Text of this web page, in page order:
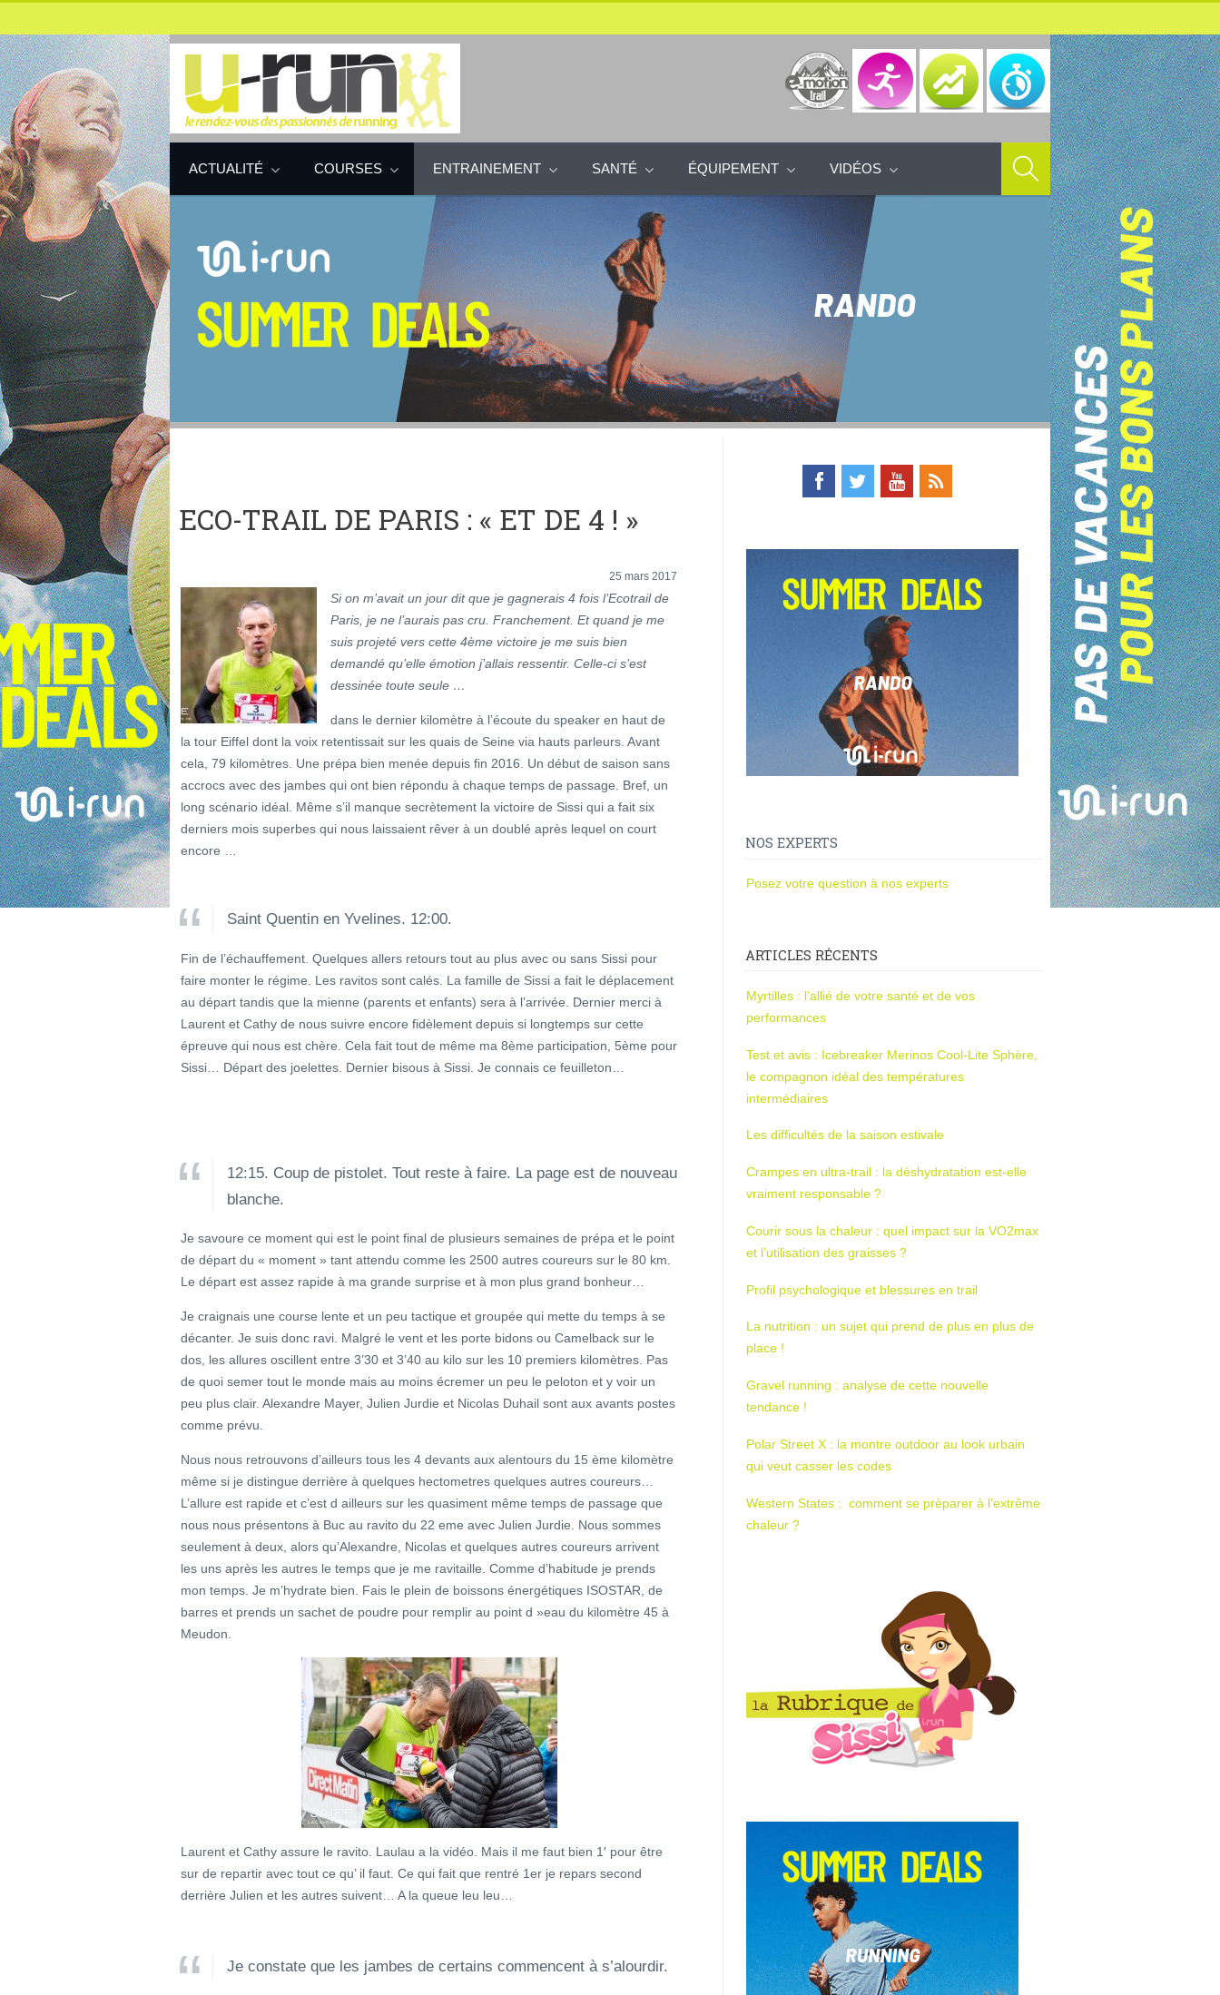
ACTUALITÉ COURSES ENTRAINEMENT SANTÉ ÉQUIPEMENT VIDÉOS
ECO-TRAIL DE PARIS : « ET DE 4 ! »
25 mars 2017
Si on m’avait un jour dit que je gagnerais 4 fois l’Ecotrail de
Paris, je ne l’aurais pas cru. Franchement. Et quand je me
suis projeté vers cette 4ème victoire je me suis bien
demandé qu’elle émotion j’allais ressentir. Celle-ci s’est
dessinée toute seule …
dans le dernier kilomètre à l’écoute du speaker en haut de
la tour Eiffel dont la voix retentissait sur les quais de Seine via hauts parleurs. Avant
cela, 79 kilomètres. Une prépa bien menée depuis fin 2016. Un début de saison sans
accrocs avec des jambes qui ont bien répondu à chaque temps de passage. Bref, un
long scénario idéal. Même s’il manque secrètement la victoire de Sissi qui a fait six
derniers mois superbes qui nous laissaient rêver à un doublé après lequel on court
encore …
Saint Quentin en Yvelines. 12:00.
Fin de l’échauffement. Quelques allers retours tout au plus avec ou sans Sissi pour
faire monter le régime. Les ravitos sont calés. La famille de Sissi a fait le déplacement
au départ tandis que la mienne (parents et enfants) sera à l’arrivée. Dernier merci à
Laurent et Cathy de nous suivre encore fidèlement depuis si longtemps sur cette
épreuve qui nous est chère. Cela fait tout de même ma 8ème participation, 5ème pour
Sissi… Départ des joelettes. Dernier bisous à Sissi. Je connais ce feuilleton…
12:15. Coup de pistolet. Tout reste à faire. La page est de nouveau
blanche.
Je savoure ce moment qui est le point final de plusieurs semaines de prépa et le point
de départ du « moment » tant attendu comme les 2500 autres coureurs sur le 80 km.
Le départ est assez rapide à ma grande surprise et à mon plus grand bonheur…
Je craignais une course lente et un peu tactique et groupée qui mette du temps à se
décanter. Je suis donc ravi. Malgré le vent et les porte bidons ou Camelback sur le
dos, les allures oscillent entre 3’30 et 3’40 au kilo sur les 10 premiers kilomètres. Pas
de quoi semer tout le monde mais au moins écremer un peu le peloton et y voir un
peu plus clair. Alexandre Mayer, Julien Jurdie et Nicolas Duhail sont aux avants postes
comme prévu.
Nous nous retrouvons d’ailleurs tous les 4 devants aux alentours du 15 ème kilomètre
même si je distingue derrière à quelques hectometres quelques autres coureurs…
L’allure est rapide et c’est d ailleurs sur les quasiment même temps de passage que
nous nous présentons à Buc au ravito du 22 eme avec Julien Jurdie. Nous sommes
seulement à deux, alors qu’Alexandre, Nicolas et quelques autres coureurs arrivent
les uns après les autres le temps que je me ravitaille. Comme d’habitude je prends
mon temps. Je m’hydrate bien. Fais le plein de boissons énergétiques ISOSTAR, de
barres et prends un sachet de poudre pour remplir au point d »eau du kilomètre 45 à
Meudon.
Laurent et Cathy assure le ravito. Laulau a la vidéo. Mais il me faut bien 1′ pour être
sur de repartir avec tout ce qu’ il faut. Ce qui fait que rentré 1er je repars second
derrière Julien et les autres suivent… A la queue leu leu…
Je constate que les jambes de certains commencent à s’alourdir.
NOS EXPERTS
Posez votre question à nos experts
ARTICLES RÉCENTS
Myrtilles : l’allié de votre santé et de vos
performances
Test et avis : Icebreaker Merinos Cool-Lite Sphère,
le compagnon idéal des températures
intermédiaires
Les difficultés de la saison estivale
Crampes en ultra-trail : la déshydratation est-elle
vraiment responsable ?
Courir sous la chaleur : quel impact sur la VO2max
et l’utilisation des graisses ?
Profil psychologique et blessures en trail
La nutrition : un sujet qui prend de plus en plus de
place !
Gravel running : analyse de cette nouvelle
tendance !
Polar Street X : la montre outdoor au look urbain
qui veut casser les codes
Western States : comment se préparer à l’extrême
chaleur ?